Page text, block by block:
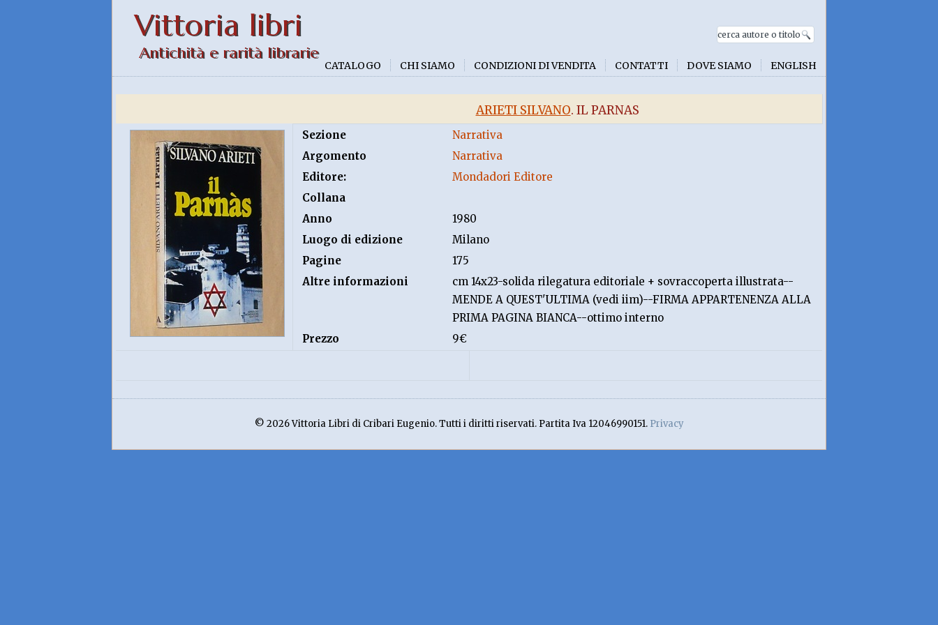
Vittoria libri
Antichità e rarità librarie
CATALOGO CHI SIAMO CONDIZIONI DI VENDITA CONTATTI DOVE SIAMO ENGLISH
ARIETI SILVANO. IL PARNAS
Sezione
Narrativa
Argomento
Narrativa
Editore:
Mondadori Editore
Collana
Anno
1980
Luogo di edizione
Milano
Pagine
175
Altre informazioni
cm 14x23-solida rilegatura editoriale + sovraccoperta illustrata--
MENDE A QUEST'ULTIMA (vedi iim)--FIRMA APPARTENENZA ALLA
PRIMA PAGINA BIANCA--ottimo interno
Prezzo
9€
© 2026 Vittoria Libri di Cribari Eugenio. Tutti i diritti riservati. Partita Iva 12046990151. Privacy